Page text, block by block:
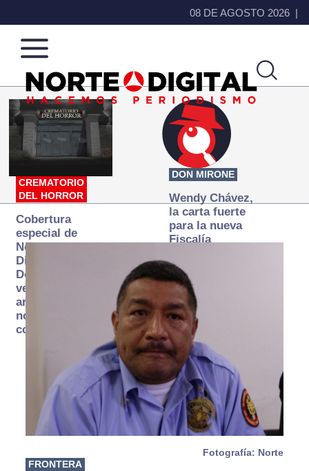
08 DE AGOSTO 2026
Norte
de
Ciudad
Más
que
noticias,
hacemos periodismo
CREMATORIO
DEL HORROR
Cobertura
especial de
Norte
Digital:
Donde la
verdad
arde… pero
no se
consume
DON MIRONE
Wendy Chávez,
la carta fuerte
para la nueva
Fiscalía
Fotografía: Norte
FRONTERA